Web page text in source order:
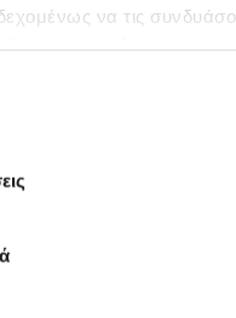
να τις
τους.
Αυτοματισμών